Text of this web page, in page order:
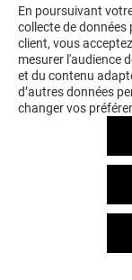
-
En poursuivant
collecte de données
client, vous
mesurer l'audience
et du contenu
d’autres données
changer vos